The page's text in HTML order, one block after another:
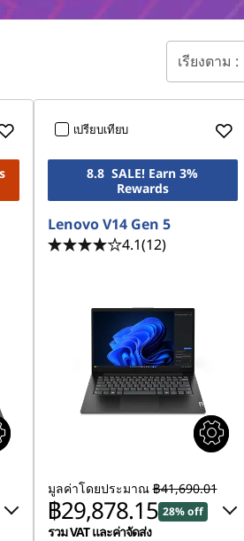
เรียงตาม :
เปรียบเทียบ
8.8 SALE! Earn 3%
Rewards
Lenovo V14 Gen 5
4.1(12)
มูลค่าโดยประมาณ ฿41,690.01
฿29,878.15 28% off
รวม VAT และค่าจัดส่ง